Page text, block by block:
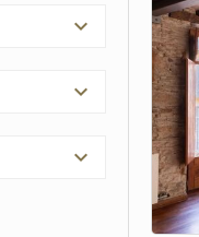
dass
Sie
durch